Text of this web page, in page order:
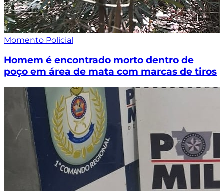
Momento Policial
Homem é encontrado morto dentro de
poço em área de mata com marcas de tiros